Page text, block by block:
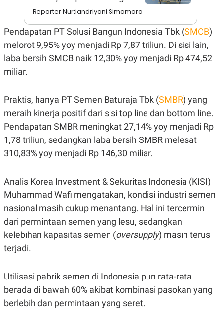
M
E
N
T
R
N
L
E
S
A
R
I
KANAL
P
S
A
T
D
A
I
A
G
E
S
O
N
T
I
P
S
Reporter Nurtiandriyani Simamora
Pendapatan PT Solusi Bangun Indonesia Tbk (SMCB)
melorot 9,95% yoy menjadi Rp 7,87 triliun. Di sisi lain,
laba bersih SMCB naik 12,30% yoy menjadi Rp 474,52
miliar.
Praktis, hanya PT Semen Baturaja Tbk (SMBR) yang
meraih kinerja positif dari sisi top line dan bottom line.
Pendapatan SMBR meningkat 27,14% yoy menjadi Rp
1,78 triliun, sedangkan laba bersih SMBR melesat
310,83% yoy menjadi Rp 146,30 miliar.
Analis Korea Investment & Sekuritas Indonesia (KISI)
Muhammad Wafi mengatakan, kondisi industri semen
nasional masih cukup menantang. Hal ini tercermin
dari permintaan semen yang lesu, sedangkan
kelebihan kapasitas semen (oversupply) masih terus
terjadi.
Utilisasi pabrik semen di Indonesia pun rata-rata
berada di bawah 60% akibat kombinasi pasokan yang
berlebih dan permintaan yang seret.